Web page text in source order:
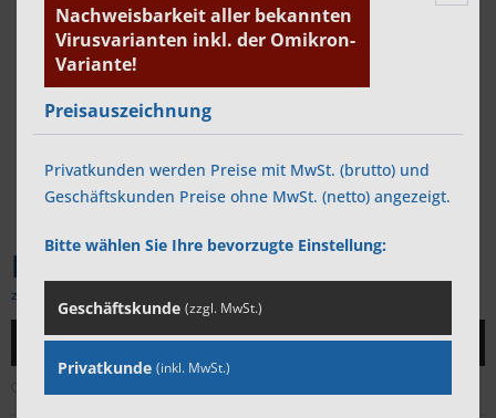
Preis auf Anfrage
zzgl. MwSt.
Preis auf Anfrage
Nachweisbarkeit aller bekannten
Virusvarianten inkl. der Omikron-
Variante!
Preisauszeichnung
Privatkunden werden Preise mit MwSt. (brutto) und
Geschäftskunden Preise ohne MwSt. (netto) angezeigt.
Bitte wählen Sie Ihre bevorzugte Einstellung:
Geschäftskunde (zzgl. MwSt.)
Privatkunde (inkl. MwSt.)